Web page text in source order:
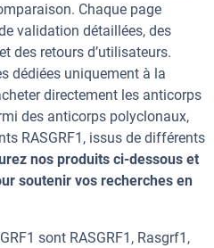
Chaque page
validation détaillées, des
des retours d’utilisateurs.
dédiées uniquement à la
directement les anticorps
des anticorps polyclonaux,
RASGRF1, issus de différents
nos produits ci-dessous et
soutenir vos recherches en
sont RASGRF1, Rasgrf1,